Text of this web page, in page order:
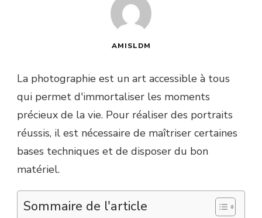
AMISLDM
La photographie est un art accessible à tous
qui permet d'immortaliser les moments
précieux de la vie. Pour réaliser des portraits
réussis, il est nécessaire de maîtriser certaines
bases techniques et de disposer du bon
matériel.
Sommaire de l'article